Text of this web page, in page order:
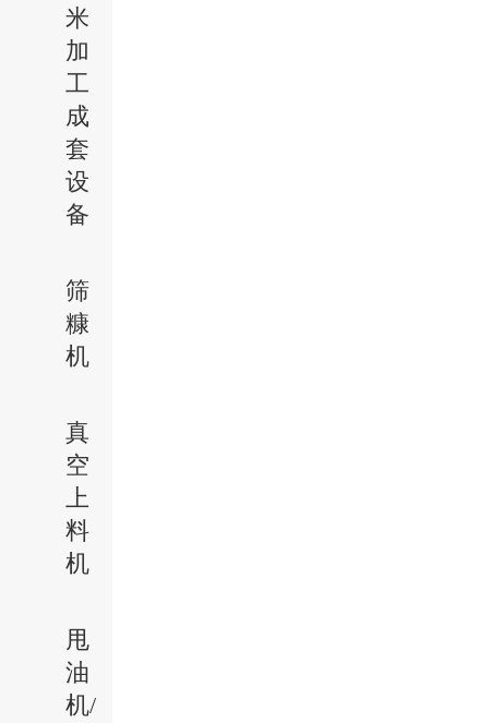
米
加
工
成
套
设
备
筛
糠
机
真
空
上
料
机
甩
油
机/